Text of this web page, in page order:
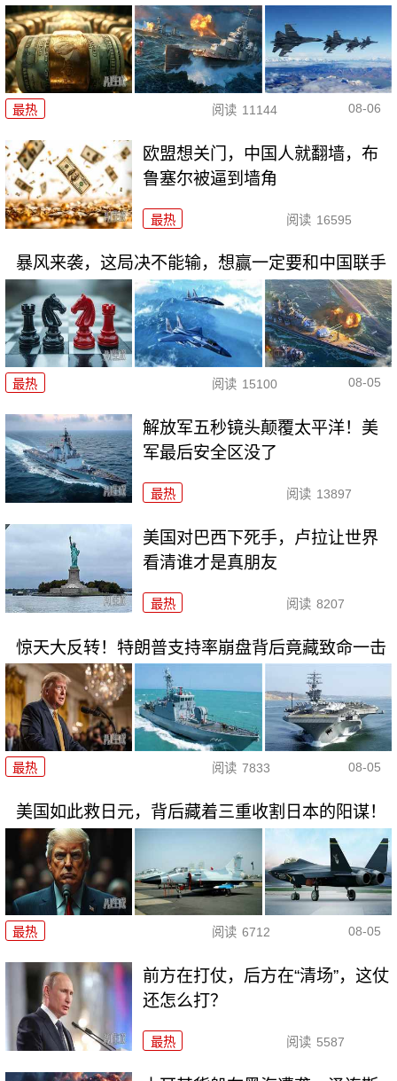
最热 阅读 11144 08-06
欧盟想关门，中国人就翻墙，布
鲁塞尔被逼到墙角
最热 阅读 16595
暴风来袭，这局决不能输，想赢一定要和中国联手
最热 阅读 15100 08-05
解放军五秒镜头颠覆太平洋！美
军最后安全区没了
最热 阅读 13897
美国对巴西下死手，卢拉让世界
看清谁才是真朋友
最热 阅读 8207
惊天大反转！特朗普支持率崩盘背后竟藏致命一击
最热 阅读 7833 08-05
美国如此救日元，背后藏着三重收割日本的阳谋！
最热 阅读 6712 08-05
前方在打仗，后方在“清场”，这仗
还怎么打？
最热 阅读 5587